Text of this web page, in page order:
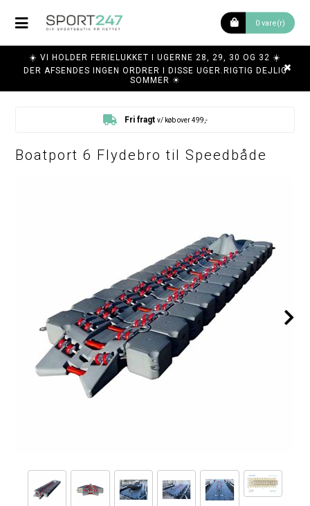
0 vare(r)
☀️ VI HOLDER FERIELUKKET I UGERNE 28, 29, 30 OG 32 ☀️
DER AFSENDES INGEN ORDRER I DISSE UGER.RIGTIG DEJLIG
SOMMER ☀
Fri fragt v/ køb over 499,-
Boatport 6 Flydebro til Speedbåde